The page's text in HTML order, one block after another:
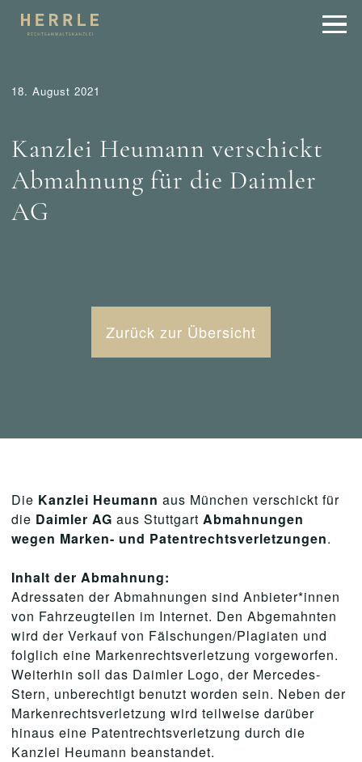
18. August 2021
Kanzlei Heumann verschickt
Abmahnung für die Daimler
AG
Zurück zur Übersicht
Die Kanzlei Heumann aus München verschickt für
die Daimler AG aus Stuttgart Abmahnungen
wegen Marken- und Patentrechtsverletzungen.
Inhalt der Abmahnung:
Adressaten der Abmahnungen sind Anbieter*innen
von Fahrzeugteilen im Internet. Den Abgemahnten
wird der Verkauf von Fälschungen/Plagiaten und
folglich eine Markenrechtsverletzung vorgeworfen.
Weiterhin soll das Daimler Logo, der Mercedes-
Stern, unberechtigt benutzt worden sein. Neben der
Markenrechtsverletzung wird teilweise darüber
hinaus eine Patentrechtsverletzung durch die
Kanzlei Heumann beanstandet.